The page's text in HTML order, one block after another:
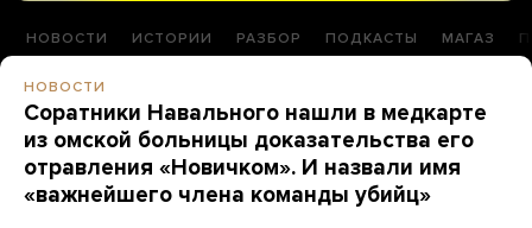
НОВОСТИ ИСТОРИИ РАЗБОР ПОДКАСТЫ МАГАЗ
НОВОСТИ
Соратники Навального нашли в медкарте
из омской больницы доказательства его
отравления «Новичком». И назвали имя
«важнейшего члена команды убийц»